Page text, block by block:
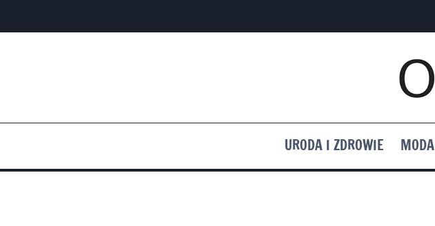
URODA I ZDROWIE MODA